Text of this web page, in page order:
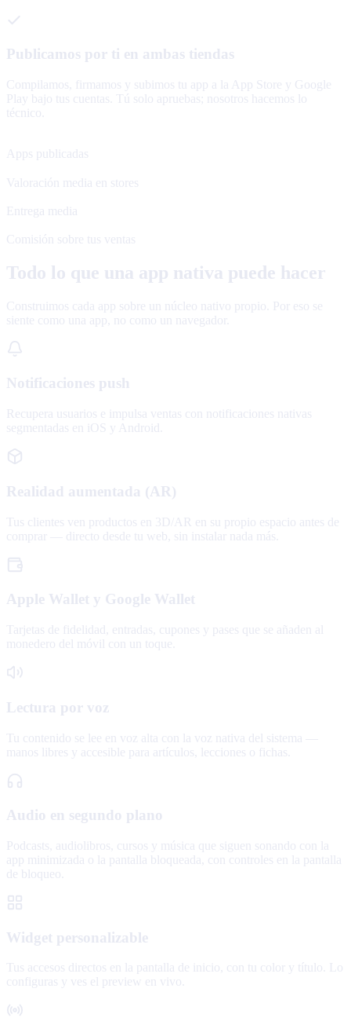
Publicamos por ti en ambas tiendas
Compilamos, firmamos y subimos tu app a la App Store y Google
Play bajo tus cuentas. Tú solo apruebas; nosotros hacemos lo
técnico.
Apps publicadas
Valoración media en stores
Entrega media
Comisión sobre tus ventas
Todo lo que una app nativa puede hacer
Construimos cada app sobre un núcleo nativo propio. Por eso se
siente como una app, no como un navegador.
Notificaciones push
Recupera usuarios e impulsa ventas con notificaciones nativas
segmentadas en iOS y Android.
Realidad aumentada (AR)
Tus clientes ven productos en 3D/AR en su propio espacio antes de
comprar — directo desde tu web, sin instalar nada más.
Apple Wallet y Google Wallet
Tarjetas de fidelidad, entradas, cupones y pases que se añaden al
monedero del móvil con un toque.
Lectura por voz
Tu contenido se lee en voz alta con la voz nativa del sistema —
manos libres y accesible para artículos, lecciones o fichas.
Audio en segundo plano
Podcasts, audiolibros, cursos y música que siguen sonando con la
app minimizada o la pantalla bloqueada, con controles en la pantalla
de bloqueo.
Widget personalizable
Tus accesos directos en la pantalla de inicio, con tu color y título. Lo
configuras y ves el preview en vivo.